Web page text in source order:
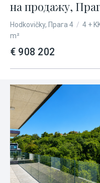
на продажу,
Hodkovičky, Прага 4 / 4 +
m²
€ 908 202